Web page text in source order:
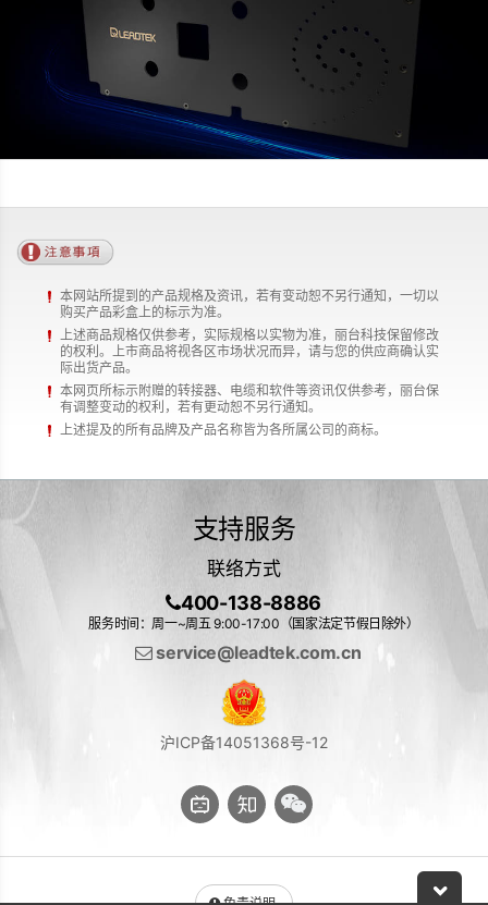
本网站所提到的产品规格及资讯，若有变动恕不另行通知，一切以
购买产品彩盒上的标示为准。
上述商品规格仅供参考，实际规格以实物为准，丽台科技保留修改
的权利。上市商品将视各区市场状况而异，请与您的供应商确认实
际出货产品。
本网页所标示附赠的转接器、电缆和软件等资讯仅供参考，丽台保
有调整变动的权利，若有更动恕不另行通知。
上述提及的所有品牌及产品名称皆为各所属公司的商标。
支持服务
联络方式
400-138-8886
服务时间：周一~周五 9:00-17:00（国家法定节假日除外）
service@leadtek.com.cn
沪ICP备14051368号-12